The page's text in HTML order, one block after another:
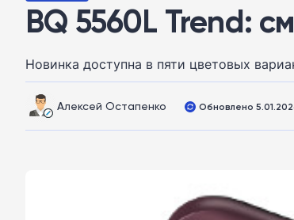
BQ 5560L Trend:
Новинка доступна в пяти цветовых
Алексей Остапенко Обновлено